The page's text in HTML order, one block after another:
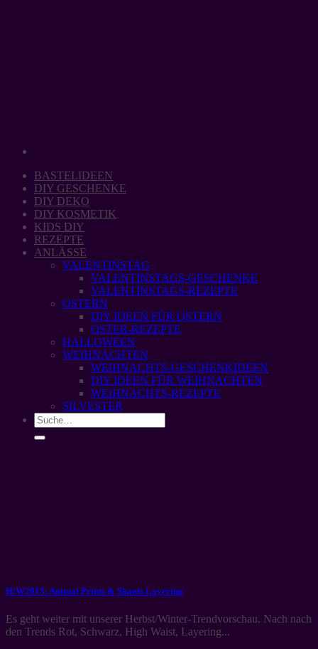
BASTELIDEEN
DIY GESCHENKE
DIY DEKO
DIY KOSMETIK
KIDS DIY
REZEPTE
ANLÄSSE
VALENTINSTAG
VALENTINSTAGS-GESCHENKE
VALENTINSTAGS-REZEPTE
OSTERN
DIY IDEEN FÜR OSTERN
OSTER-REZEPTE
HALLOWEEN
WEIHNACHTEN
WEIHNACHTS-GESCHENKIDEEN
DIY IDEEN FÜR WEIHNACHTEN
WEIHNACHTS-REZEPTE
SILVESTER
H/W2015: Animal Prints & Skants Layering
Es geht weiter mit unserer Herbst/Winter-Trendvorschau. Nach nach
den Trends Rot, Schwarz, High Waist, Layering...